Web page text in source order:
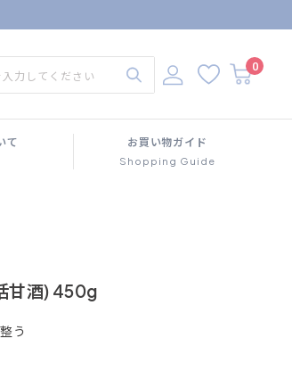
0
て お買い物ガイド
Shopping Guide
甘酒) 450g
う